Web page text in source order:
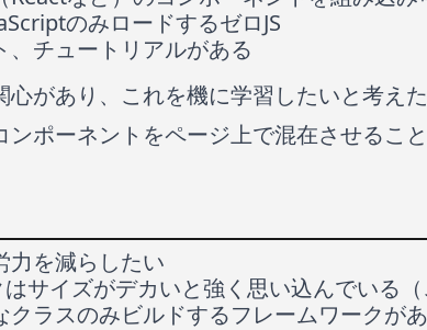
のみロードするゼロJS
チュートリアルがある
心があり、これを機に学習したいと考え
ポーネントをページ上で混在させるこ
力を減らしたい
サイズがデカいと強く思い込んでいる（
クラスのみビルドするフレームワークが